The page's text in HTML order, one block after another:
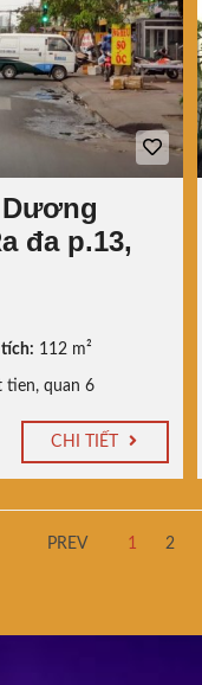
đa p.13,
tích: 112 m²
tien, quan 6
CHI TIẾT
PREV 1 2